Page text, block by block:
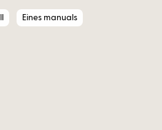
Eines manuals